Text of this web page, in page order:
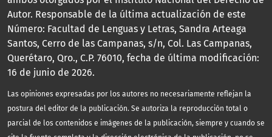
Autor. Responsable de la última actualización de este
Número: Facultad de Lenguas y Letras, Sandra Arteaga
Santos, Cerro de las Campanas, s/n, Col. Las Campanas,
Querétaro, Qro., C.P. 76010, fecha de última modificación:
16 de junio de 2026.
Las opiniones expresadas por los autores no necesariamente reflejan la
postura del editor de la publicación. Se autoriza la reproducción total o
parcial de los contenidos e imágenes de la publicación, siempre y cuando se